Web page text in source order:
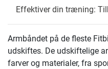
Effektiver din træning:
Armbåndet på de fleste
udskiftes. De udskiftelige
farver og materialer, fra